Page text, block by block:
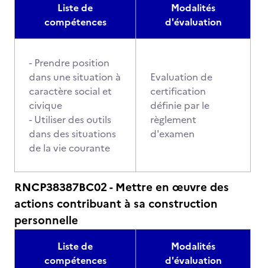
Liste de
compétences
Modalités
d'évaluation
- Prendre position
dans une situation à
caractère social et
civique
- Utiliser des outils
dans des situations
de la vie courante
Evaluation de
certification
définie par le
règlement
d'examen
RNCP38387BC02 - Mettre en œuvre des
actions contribuant à sa construction
personnelle
Liste de
compétences
Modalités
d'évaluation